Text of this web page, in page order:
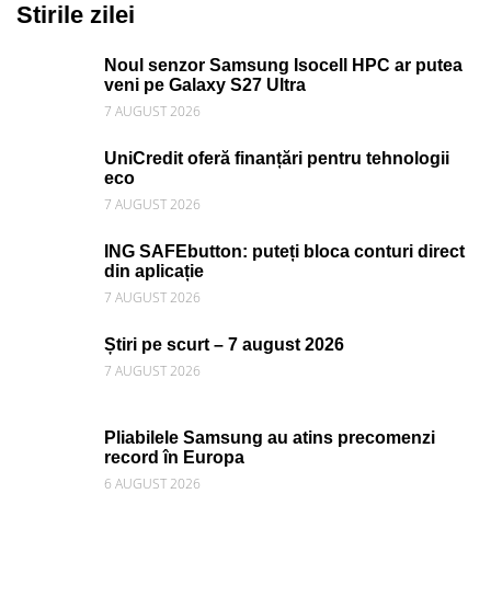
Stirile zilei
Noul senzor Samsung Isocell HPC ar putea
veni pe Galaxy S27 Ultra
7 AUGUST 2026
UniCredit oferă finanțări pentru tehnologii
eco
7 AUGUST 2026
ING SAFEbutton: puteți bloca conturi direct
din aplicație
7 AUGUST 2026
Știri pe scurt – 7 august 2026
7 AUGUST 2026
Pliabilele Samsung au atins precomenzi
record în Europa
6 AUGUST 2026